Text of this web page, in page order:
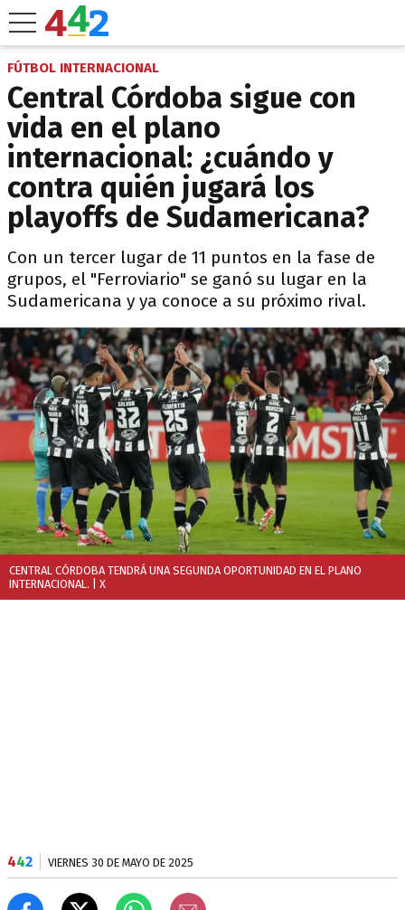
FÚTBOL INTERNACIONAL
Central Córdoba sigue con
vida en el plano
internacional: ¿cuándo y
contra quién jugará los
playoffs de Sudamericana?
Con un tercer lugar de 11 puntos en la fase de
grupos, el "Ferroviario" se ganó su lugar en la
Sudamericana y ya conoce a su próximo rival.
CENTRAL CÓRDOBA TENDRÁ UNA SEGUNDA OPORTUNIDAD EN EL PLANO
INTERNACIONAL. | X
442 VIERNES 30 DE MAYO DE 2025